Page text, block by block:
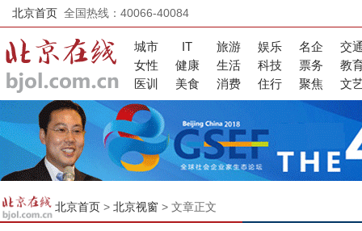
北京首页 全国热线：40066-40084
城市 IT 旅游 娱乐 名企
交
女性
健康 生活 科技 票务
教
医训
美食 消费 住行 聚焦 文
北京首页> 北京视窗> 文章正文